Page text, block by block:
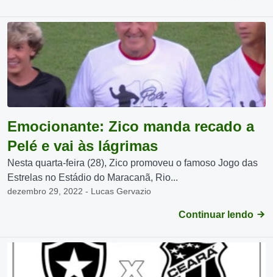
Emocionante: Zico manda recado a
Pelé e vai às lágrimas
Nesta quarta-feira (28), Zico promoveu o famoso Jogo das
Estrelas no Estádio do Maracanã, Rio...
dezembro 29, 2022 - Lucas Gervazio
Continuar lendo